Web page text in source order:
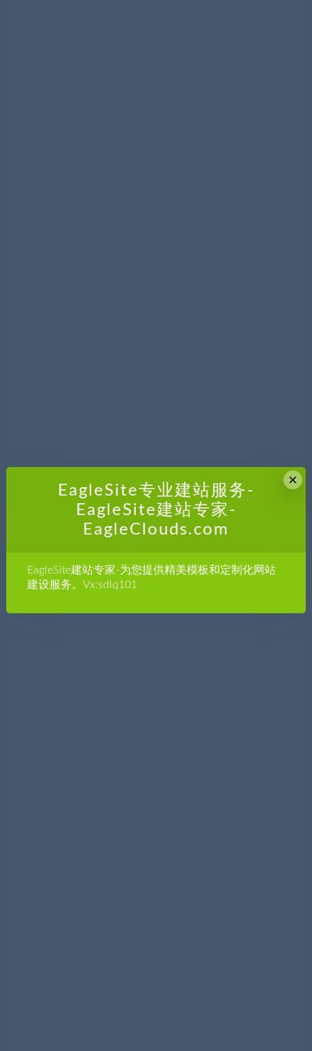
×
EagleSite专业建站服务-
EagleSite建站专家-
EagleClouds.com
EagleSite建站专家-为您提供精美模板和定制化网站
建设服务。Vx:sdlq101